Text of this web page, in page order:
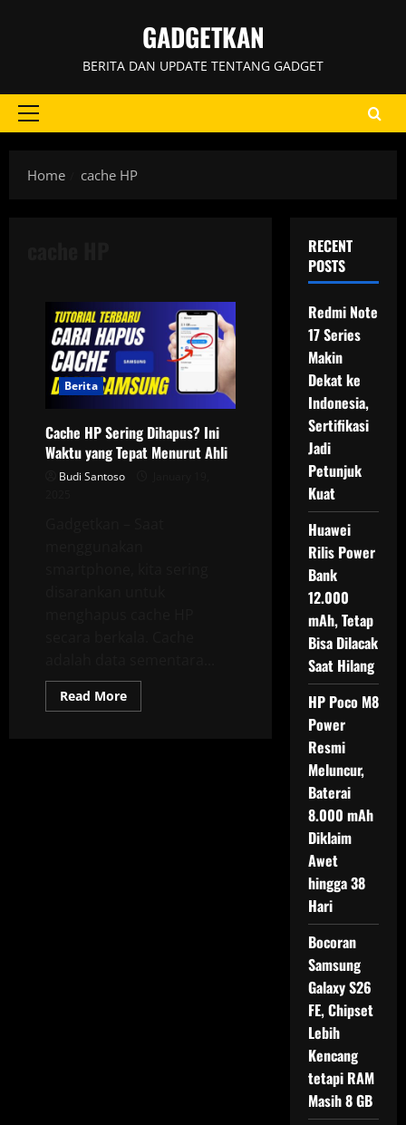
GADGETKAN
BERITA DAN UPDATE TENTANG GADGET
Primary
Home
cache HP
Berita
Cache HP Sering Dihapus? Ini
Waktu yang Tepat Menurut Ahli
Budi Santoso
Read MoreRead
more
RECENT
POSTS
Redmi Note
17 Series
Makin
Dekat ke
Indonesia,
Sertifikasi
Jadi
Petunjuk
Kuat
Huawei
Rilis Power
Bank
12.000
mAh, Tetap
Bisa Dilacak
Saat Hilang
HP Poco M8
Power
Resmi
Meluncur,
Baterai
8.000 mAh
Diklaim
Awet
hingga 38
Hari
Bocoran
Samsung
Galaxy S26
FE, Chipset
Lebih
Kencang
tetapi RAM
Masih 8 GB